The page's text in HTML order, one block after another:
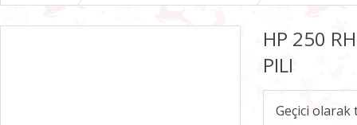
HP 250
PILI
Geçici